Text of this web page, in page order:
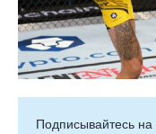
Подписывайтесь на